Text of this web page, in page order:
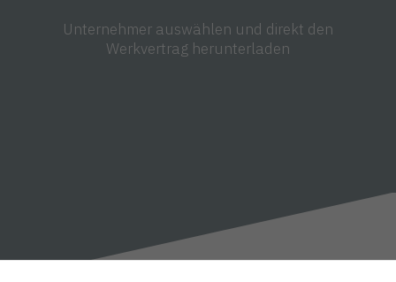
Unternehmer auswählen und direkt den
Werkvertrag herunterladen